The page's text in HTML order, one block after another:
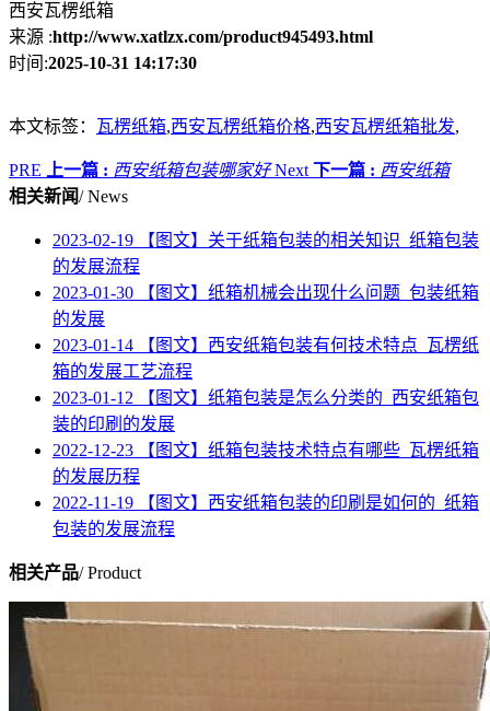
西安瓦楞纸箱
来源 :http://www.xatlzx.com/product945493.html
时间:2025-10-31 14:17:30
本文标签： 瓦楞纸箱,西安瓦楞纸箱价格,西安瓦楞纸箱批发,
PRE 上一篇 : 西安纸箱包装哪家好 Next 下一篇 : 西安纸箱
相关新闻/ News
2023-02-19 【图文】关于纸箱包装的相关知识_纸箱包装
的发展流程
2023-01-30 【图文】纸箱机械会出现什么问题_包装纸箱
的发展
2023-01-14 【图文】西安纸箱包装有何技术特点_瓦楞纸
箱的发展工艺流程
2023-01-12 【图文】纸箱包装是怎么分类的_西安纸箱包
装的印刷的发展
2022-12-23 【图文】纸箱包装技术特点有哪些_瓦楞纸箱
的发展历程
2022-11-19 【图文】西安纸箱包装的印刷是如何的_纸箱
包装的发展流程
相关产品/ Product